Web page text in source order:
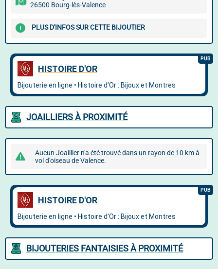
26500 Bourg-lès-Valence
PLUS D'INFOS SUR CETTE BIJOUTIER
JOAILLIERS À PROXIMITÉ
Aucun Joaillier n'a été trouvé dans un rayon de 10 km à
vol d'oiseau de Valence.
BIJOUTERIES FANTAISIES À PROXIMITÉ